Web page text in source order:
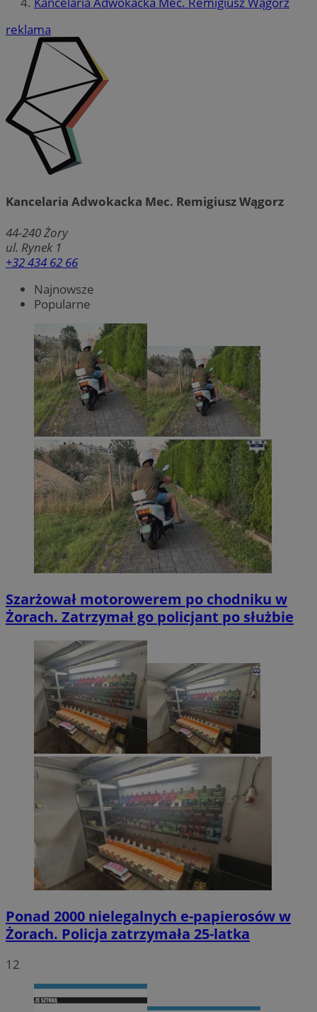
reklama
Kancelaria Adwokacka Mec. Remigiusz Wągorz
44-240Żory
ul. Rynek 1
+32 434 62 66
Najnowsze
Popularne
Szarżował motorowerem po chodniku w
Żorach. Zatrzymał go policjant po służbie
Ponad 2000 nielegalnych e-papierosów w
Żorach. Policja zatrzymała 25-latka
12